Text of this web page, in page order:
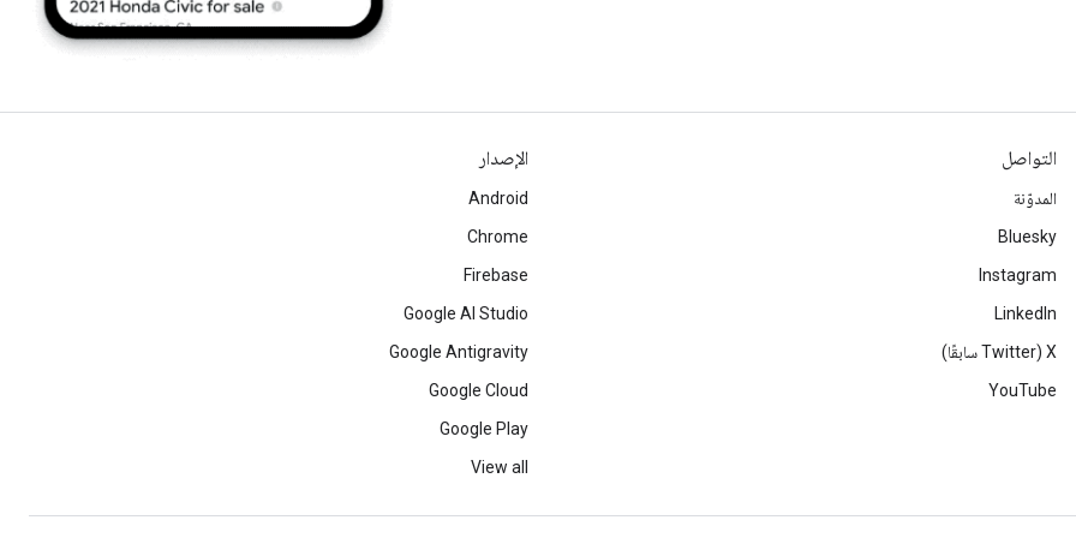
التواصل
المدوّنة
Bluesky
Instagram
LinkedIn
‫X ‏(Twitter سابقًا)
YouTube
الإصدار
Android
Chrome
Firebase
Google AI Studio
Google Antigravity
Google Cloud
Google Play
View all